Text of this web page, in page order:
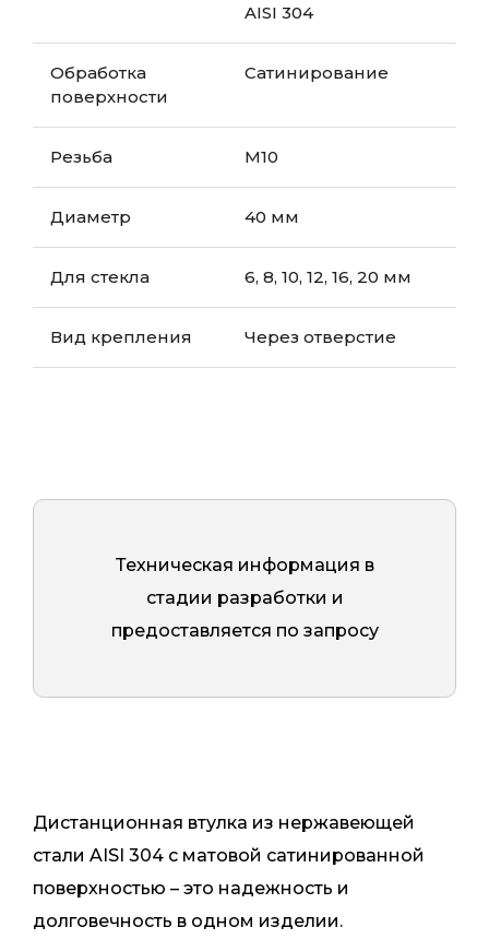
AISI 304
Обработка
поверхности
Сатинирование
Резьба М10
Диаметр 40 мм
Для стекла 6, 8, 10, 12, 16, 20 мм
Вид крепления Через отверстие
Техническая информация в
стадии разработки и
предоставляется по запросу
Дистанционная втулка из нержавеющей
стали AISI 304 с матовой сатинированной
поверхностью – это надежность и
долговечность в одном изделии.